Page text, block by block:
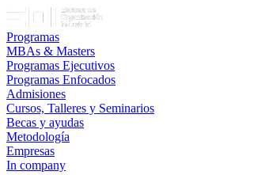
Programas
MBAs & Masters
Programas Ejecutivos
Programas Enfocados
Admisiones
Cursos, Talleres y Seminarios
Becas y ayudas
Metodología
Empresas
In company